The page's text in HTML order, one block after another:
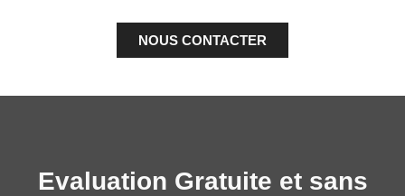
NOUS CONTACTER
Evaluation Gratuite et sans